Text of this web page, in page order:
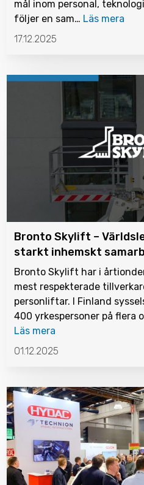
mål inom personal,
följer en sam… Läs mera
17.12.2025
Bronto Skylift –
starkt inhemskt
Bronto Skylift har i
mest respekterade
personliftar. I Finland
400 yrkespersoner på flera
Läs mera
01.12.2025